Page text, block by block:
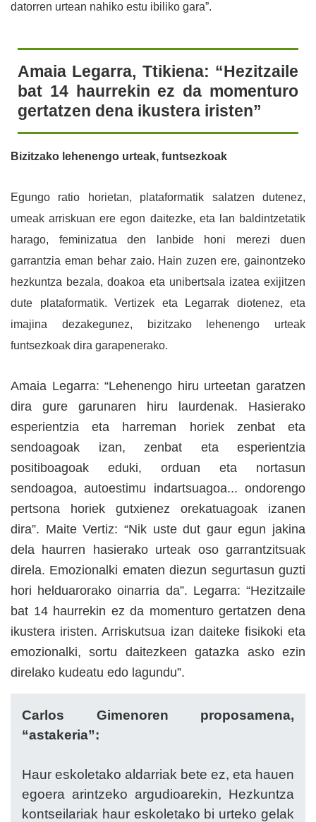
datorren urtean nahiko estu ibiliko gara”.
Amaia Legarra, Ttikiena: “Hezitzaile
bat 14 haurrekin ez da momenturo
gertatzen dena ikustera iristen”
Bizitzako lehenengo urteak, funtsezkoak
Egungo ratio horietan, plataformatik salatzen dutenez,
umeak arriskuan ere egon daitezke, eta lan baldintzetatik
harago, feminizatua den lanbide honi merezi duen
garrantzia eman behar zaio. Hain zuzen ere, gainontzeko
hezkuntza bezala, doakoa eta unibertsala izatea exijitzen
dute plataformatik. Vertizek eta Legarrak diotenez, eta
imajina dezakegunez, bizitzako lehenengo urteak
funtsezkoak dira garapenerako.
Amaia Legarra: “Lehenengo hiru urteetan garatzen
dira gure garunaren hiru laurdenak. Hasierako
esperientzia eta harreman horiek zenbat eta
sendoagoak izan, zenbat eta esperientzia
positiboagoak eduki, orduan eta nortasun
sendoagoa, autoestimu indartsuagoa... ondorengo
pertsona horiek gutxienez orekatuagoak izanen
dira”. Maite Vertiz: “Nik uste dut gaur egun jakina
dela haurren hasierako urteak oso garrantzitsuak
direla. Emozionalki ematen diezun segurtasun guzti
hori helduarorako oinarria da”. Legarra: “Hezitzaile
bat 14 haurrekin ez da momenturo gertatzen dena
ikustera iristen. Arriskutsua izan daiteke fisikoki eta
emozionalki, sortu daitezkeen gatazka asko ezin
direlako kudeatu edo lagundu”.
Carlos Gimenoren proposamena,
“astakeria”:
Haur eskoletako aldarriak bete ez, eta hauen
egoera arintzeko argudioarekin, Hezkuntza
kontseilariak haur eskoletako bi urteko gelak